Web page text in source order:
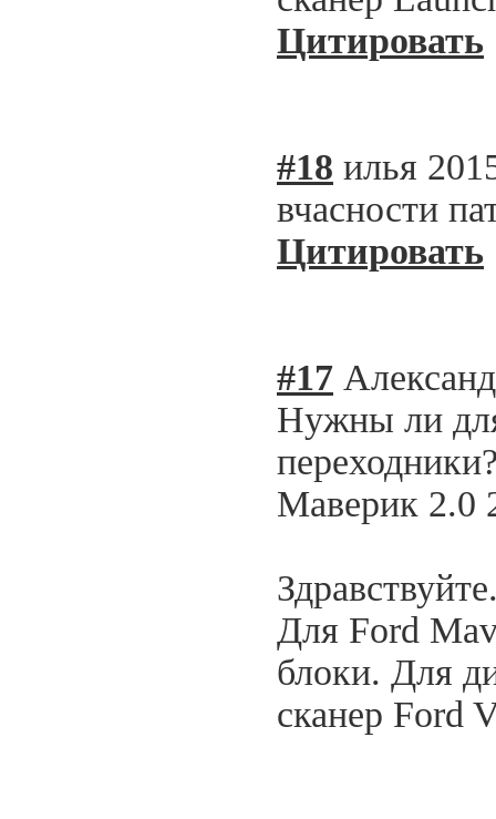
Цитировать
#18 илья
вчасности
Цитировать
#17
Нужны ли
Маверик 2.0
Для Ford
блоки. Для
сканер Ford